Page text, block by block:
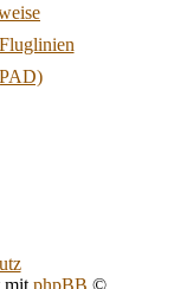
mit phpBB ©